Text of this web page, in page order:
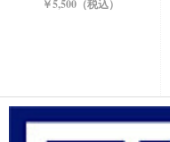
￥5,500（税込）